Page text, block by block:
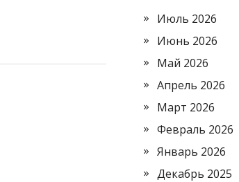
Июль 2026
Июнь 2026
Май 2026
Апрель 2026
Март 2026
Февраль 2026
Январь 2026
Декабрь 2025